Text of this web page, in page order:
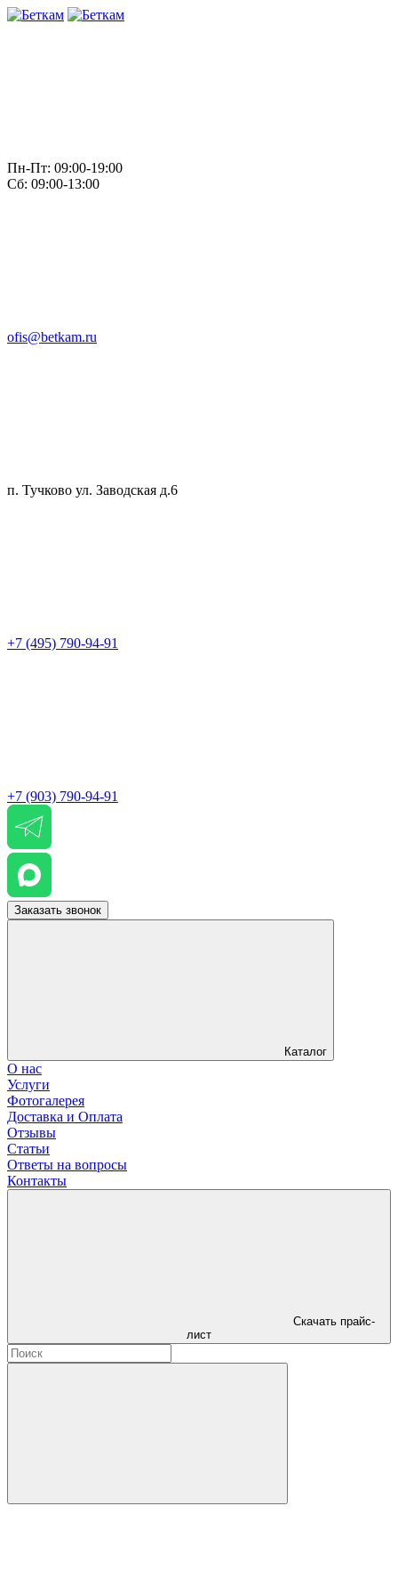
Пн-Пт: 09:00-19:00
Сб: 09:00-13:00
ofis@betkam.ru
п. Тучково ул. Заводская д.6
+7 (495) 790-94-91
+7 (903) 790-94-91
Заказать звонок
Каталог
О нас
Услуги
Фотогалерея
Доставка и Оплата
Отзывы
Статьи
Ответы на вопросы
Контакты
Скачать прайс-
лист